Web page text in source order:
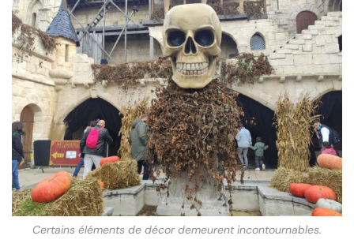
Certains éléments de décor demeurent incontournables.